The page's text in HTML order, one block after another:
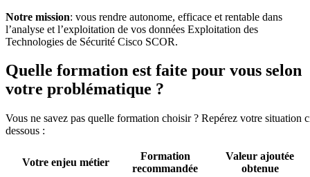
Notre mission: vous rendre autonome, efficace et rentable dans
l’analyse et l’exploitation de vos données Exploitation des
Technologies de Sécurité Cisco SCOR.
Quelle formation est faite pour vous selon
votre problématique ?
Vous ne savez pas quelle formation choisir ? Repérez votre situation
dessous :
Votre enjeu métier
Formation
recommandée
Valeur ajoutée
obtenue